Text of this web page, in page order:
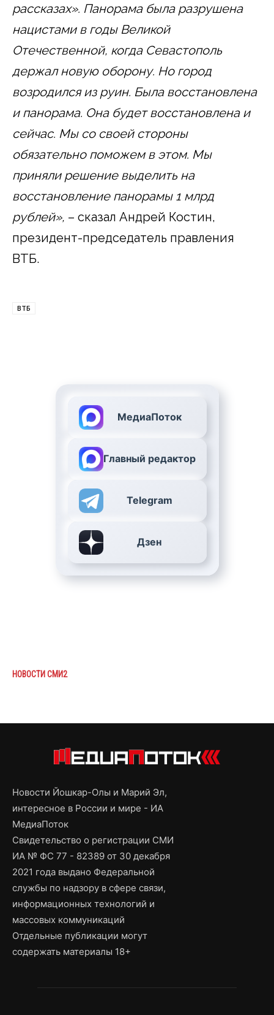
рассказах». Панорама была разрушена
нацистами в годы Великой
Отечественной, когда Севастополь
держал новую оборону. Но город
возродился из руин. Была восстановлена
и панорама. Она будет восстановлена и
сейчас. Мы со своей стороны
обязательно поможем в этом. Мы
приняли решение выделить на
восстановление панорамы 1 млрд
рублей», – сказал Андрей Костин,
президент-председатель правления
ВТБ.
ВТБ
МедиаПоток
Главный редактор
Telegram
Дзен
НОВОСТИ СМИ2
Новости Йошкар-Олы и Марий Эл,
интересное в России и мире - ИА
МедиаПоток
Свидетельство о регистрации СМИ
ИА № ФС 77 - 82389 от 30 декабря
2021 года выдано Федеральной
службы по надзору в сфере связи,
информационных технологий и
массовых коммуникаций
Отдельные публикации могут
содержать материалы 18+